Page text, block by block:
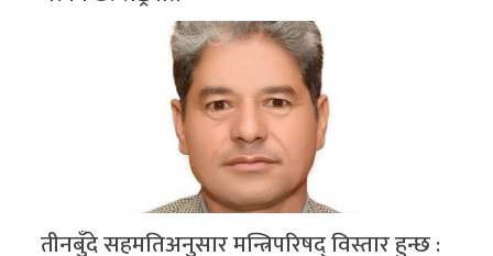
तीनबुँदे सहमतिअनुसार मन्त्रिपरिषद् विस्तार हुन्छ :